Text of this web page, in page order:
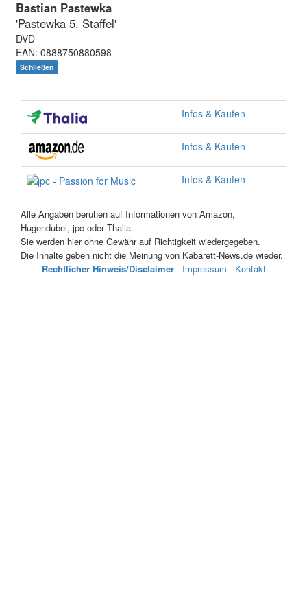
Bastian Pastewka
'Pastewka 5. Staffel'
DVD
EAN: 0888750880598
Schließen
Infos & Kaufen
Infos & Kaufen
Infos & Kaufen
Alle Angaben beruhen auf Informationen von Amazon,
Hugendubel, jpc oder Thalia.
Sie werden hier ohne Gewähr auf Richtigkeit wiedergegeben.
Die Inhalte geben nicht die Meinung von Kabarett-News.de wieder.
Rechtlicher Hinweis/Disclaimer- Impressum - Kontakt